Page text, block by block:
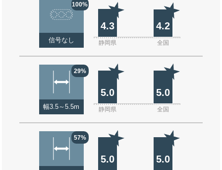
100%
信号なし
4.3 4.2
静岡県 全国
29%
幅3.5～5.5m
5.0 5.0
静岡県 全国
57%
5.0 5.0